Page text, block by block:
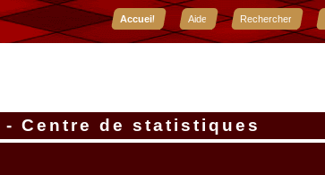
Accueil
Aide Rechercher
Centre de statistiques